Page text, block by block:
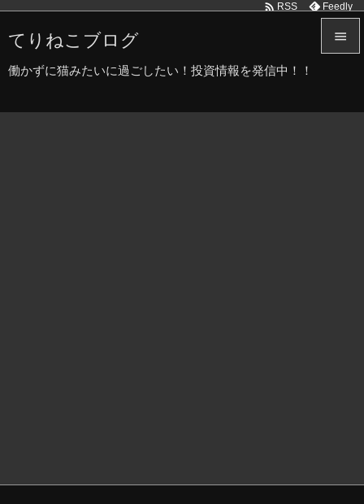
てりねこブログ
働かずに猫みたいに過ごしたい！投資情報を発信中！！


 RSS Feedly